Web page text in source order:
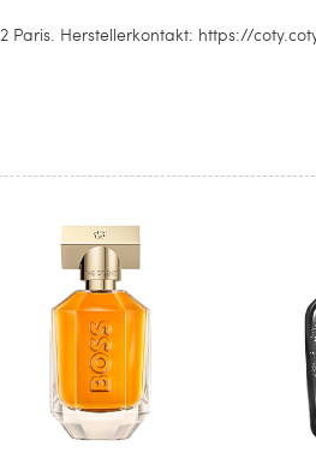
Paris. Herstellerkontakt: https://